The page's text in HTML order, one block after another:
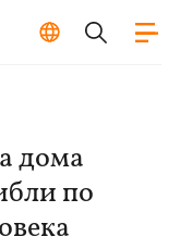
дома
по